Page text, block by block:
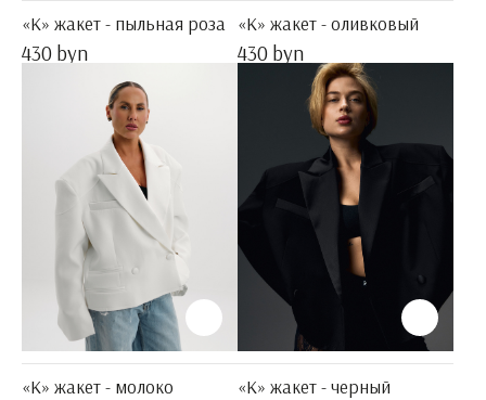
«K» жакет - пыльная роза
430 byn
«K» жакет - оливковый
430 byn
«K» жакет - молоко «K» жакет - черный